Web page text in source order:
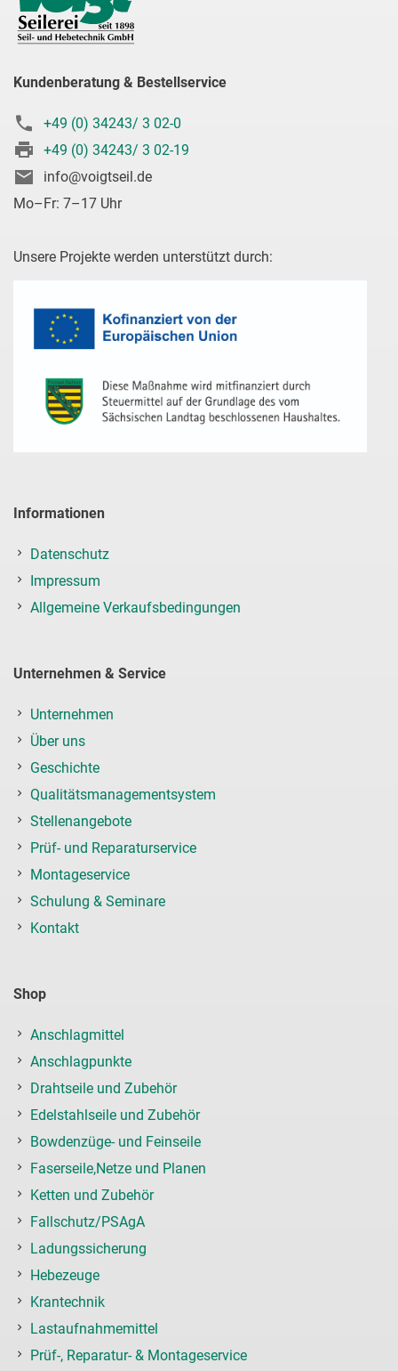
Kundenberatung & Bestellservice
+49 (0) 34243/ 3 02-0
+49 (0) 34243/ 3 02-19
info@voigtseil.de
Mo–Fr: 7–17 Uhr
Unsere Projekte werden unterstützt durch:
Informationen
Datenschutz
Impressum
Allgemeine Verkaufsbedingungen
Unternehmen & Service
Unternehmen
Über uns
Geschichte
Qualitätsmanagementsystem
Stellenangebote
Prüf- und Reparaturservice
Montageservice
Schulung & Seminare
Kontakt
Shop
Anschlagmittel
Anschlagpunkte
Drahtseile und Zubehör
Edelstahlseile und Zubehör
Bowdenzüge- und Feinseile
Faserseile,Netze und Planen
Ketten und Zubehör
Fallschutz/PSAgA
Ladungssicherung
Hebezeuge
Krantechnik
Lastaufnahmemittel
Prüf-, Reparatur- & Montageservice